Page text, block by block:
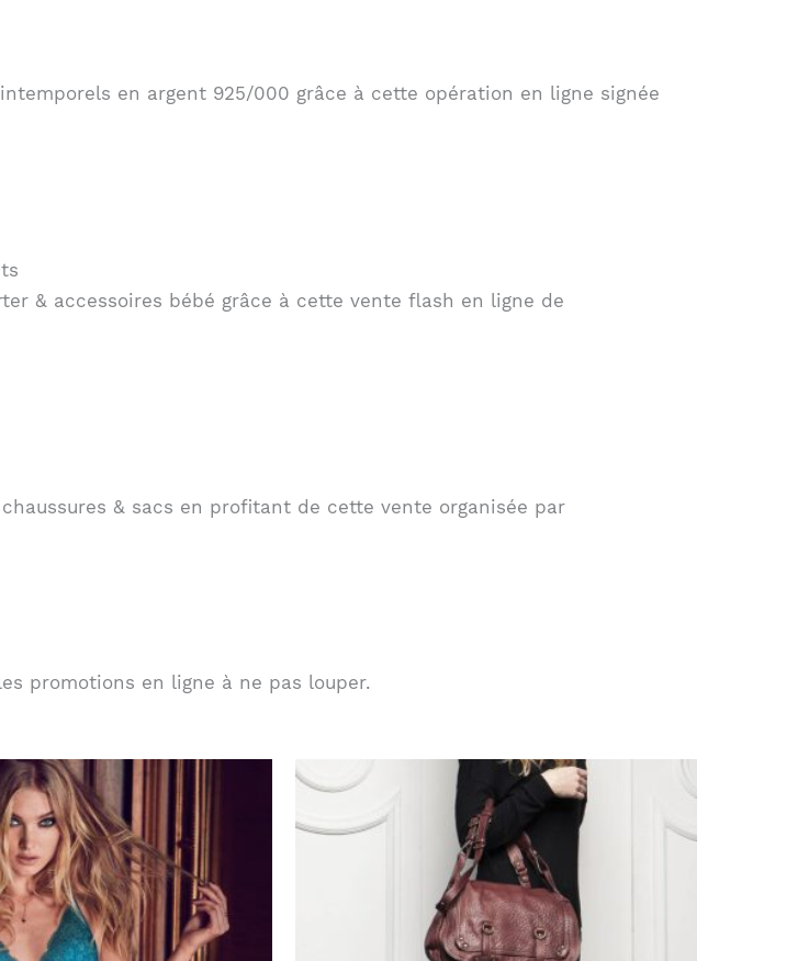
en argent 925/000 grâce à cette opération en ligne signée
& accessoires bébé grâce à cette vente flash en ligne de
& sacs en profitant de cette vente organisée par
promotions en ligne à ne pas louper.